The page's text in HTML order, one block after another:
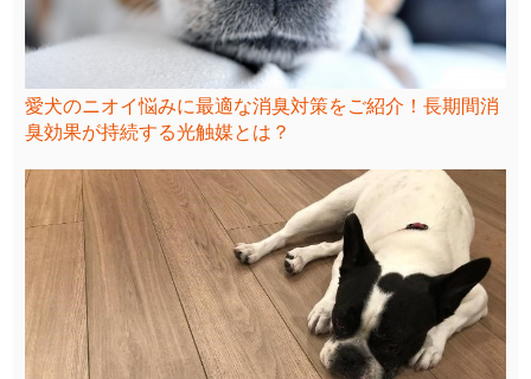
愛犬のニオイ悩みに最適な消臭対策をご紹介！長期間消
臭効果が持続する光触媒とは？